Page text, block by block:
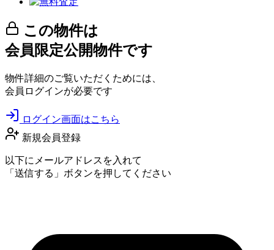
この物件は
会員限定公開物件です
物件詳細のご覧いただくためには、
会員ログインが必要です
ログイン画面はこちら
新規会員登録
以下にメールアドレスを入れて
「送信する」ボタンを押してください